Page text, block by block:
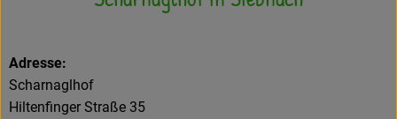
Angebote
Haltbares
Adresse:
Scharnaglhof
Hiltenfinger Straße 35